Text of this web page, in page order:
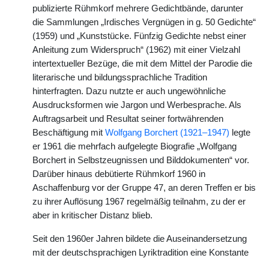
publizierte Rühmkorf mehrere Gedichtbände, darunter
die Sammlungen „Irdisches Vergnügen in g. 50 Gedichte“
(1959) und „Kunststücke. Fünfzig Gedichte nebst einer
Anleitung zum Widerspruch“ (1962) mit einer Vielzahl
intertextueller Bezüge, die mit dem Mittel der Parodie die
literarische und bildungssprachliche Tradition
hinterfragten. Dazu nutzte er auch ungewöhnliche
Ausdrucksformen wie Jargon und Werbesprache. Als
Auftragsarbeit und Resultat seiner fortwährenden
Beschäftigung mit Wolfgang Borchert (1921–1947) legte
er 1961 die mehrfach aufgelegte Biografie „Wolfgang
Borchert in Selbstzeugnissen und Bilddokumenten“ vor.
Darüber hinaus debütierte Rühmkorf 1960 in
Aschaffenburg vor der Gruppe 47, an deren Treffen er bis
zu ihrer Auflösung 1967 regelmäßig teilnahm, zu der er
aber in kritischer Distanz blieb.
Seit den 1960er Jahren bildete die Auseinandersetzung
mit der deutschsprachigen Lyriktradition eine Konstante